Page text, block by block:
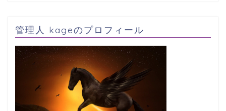
管理人 kageのプロフィール